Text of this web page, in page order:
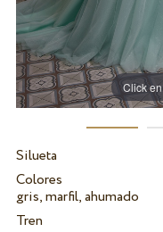
Click
Silueta
Colores
gris, marfil, ahumado
Tren